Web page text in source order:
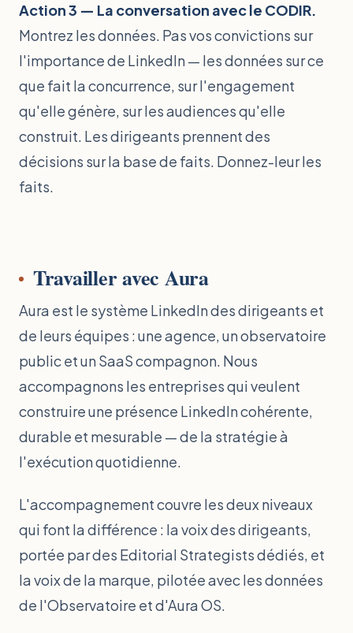
Action 3 — La conversation avec le CODIR.
Montrez les données. Pas vos convictions sur
l'importance de LinkedIn — les données sur ce
que fait la concurrence, sur l'engagement
qu'elle génère, sur les audiences qu'elle
construit. Les dirigeants prennent des
décisions sur la base de faits. Donnez-leur les
faits.
Travailler avec Aura
Aura est le système LinkedIn des dirigeants et
de leurs équipes : une agence, un observatoire
public et un SaaS compagnon. Nous
accompagnons les entreprises qui veulent
construire une présence LinkedIn cohérente,
durable et mesurable — de la stratégie à
l'exécution quotidienne.
L'accompagnement couvre les deux niveaux
qui font la différence : la voix des dirigeants,
portée par des Editorial Strategists dédiés, et
la voix de la marque, pilotée avec les données
de l'Observatoire et d'Aura OS.